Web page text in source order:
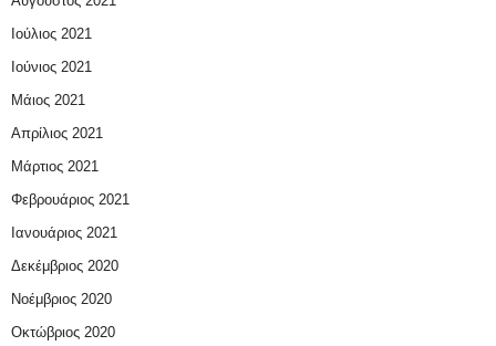
Ιούλιος 2021
Ιούνιος 2021
Μάιος 2021
Απρίλιος 2021
Μάρτιος 2021
Φεβρουάριος 2021
Ιανουάριος 2021
Δεκέμβριος 2020
Νοέμβριος 2020
Οκτώβριος 2020